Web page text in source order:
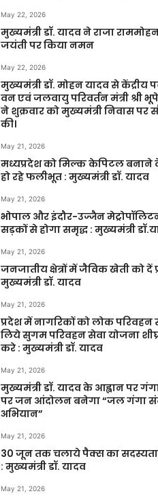
May 22, 2026
मुख्यमंत्री डॉ. यादव ने राजा
जयंती पर किया नमन
May 22, 2026
मुख्यमंत्री डॉ. मोहन यादव से केंद्रीय
वन एवं जलवायु परिवर्तन मंत्री श्री
ने शुक्रवार को मुख्यमंत्री निवास पर
की।
May 21, 2026
मध्यप्रदेश को मिल्क केपिटल बनाने
हो रहे फलीभूत : मुख्यमंत्री डॉ. यादव
May 21, 2026
भोपाल और इंदौर-उज्जैन मेट्रोपॉलिटन
सड़कों से होगा समृद्ध : मुख्यमंत्री
May 21, 2026
जनजातीय क्षेत्रों में जैविक खेती को दें
मुख्यमंत्री डॉ. यादव
May 21, 2026
प्रदेश में नागरिकों को लोक परिवहन
लिये सुगम परिवहन सेवा योजना शीघ्र
करे : मुख्यमंत्री डॉ. यादव
May 21, 2026
मुख्यमंत्री डॉ. यादव के आह्वान पर
पर जन आंदोलन बनेगा “जल गंगा
अभियान”
May 21, 2026
30 जून तक चलाये पैक्स का
: मुख्यमंत्री डॉ. यादव
May 21, 2026